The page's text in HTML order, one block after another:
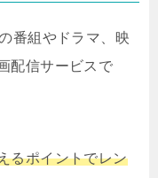
番組やドラマ、映
配信サービスで
るポイントでレン